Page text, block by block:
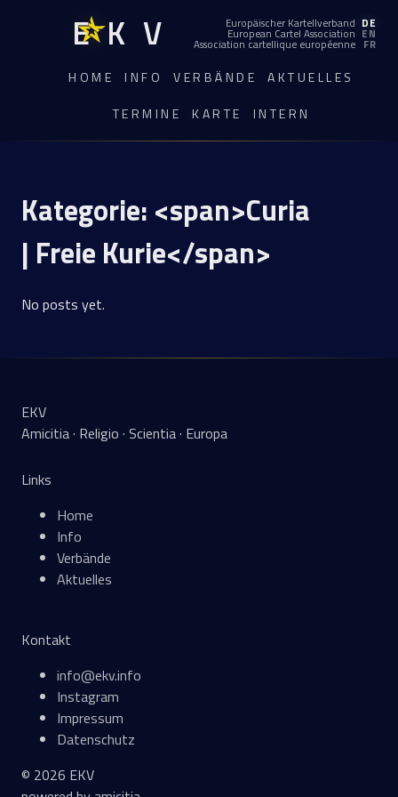
EKV Europäischer Kartellverband DE
European Cartel Association EN
Association cartellique européenne FR
HOME INFO VERBÄNDE
AKTUELLES
TERMINE
KARTE INTERN
Kategorie: <span>Curia
| Freie Kurie</span>
No posts yet.
EKV
Amicitia · Religio · Scientia · Europa
Links
Home
Info
Verbände
Aktuelles
Kontakt
info@ekv.info
Instagram
Impressum
Datenschutz
© 2026 EKV